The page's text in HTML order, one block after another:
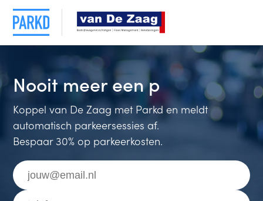
Nooit meer
Koppel van De Zaag met Parkd en meldt
automatisch parkeersessies af.
Bespaar 30% op parkeerkosten.